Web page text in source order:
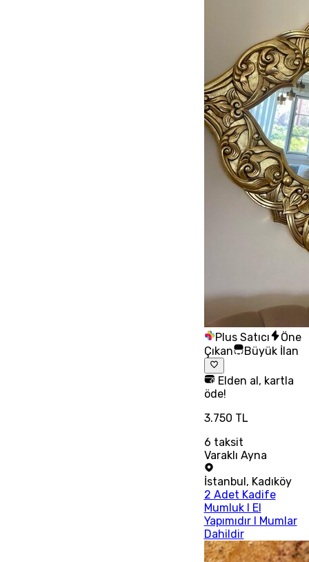
Plus Satıcı
Öne
Çıkan
Büyük İlan
Elden al, kartla
öde!
3.750 TL
6 taksit
Varaklı Ayna
İstanbul, Kadıköy
2 Adet Kadife
Mumluk I El
Yapımıdır I Mumlar
Dahildir